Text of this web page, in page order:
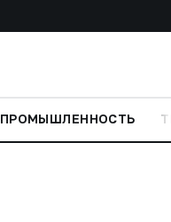
ПРОМЫШЛЕННОСТЬ